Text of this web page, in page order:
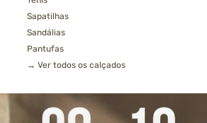
Sapatilhas
Sandálias
Pantufas
→ Ver todos os calçados